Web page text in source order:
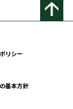
リシー
基本方針